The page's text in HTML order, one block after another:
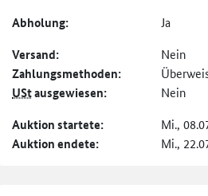
Abholung: Ja
Versand: Nein
Zahlungs­methoden:
UStausgewiesen: Nein
Auktion startete: Mi.,
Auktion endete: Mi.,